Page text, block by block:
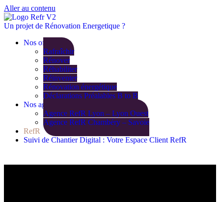
Aller au contenu
Un projet de Rénovation Energetique ?
Nos offres
Rafraîchir
Rénover
Réhabiliter
Réinventer
Rénovation énergétique
Déclarations Préalables B to B
Nos agences
Agence RefR Lyon – Lyon Ouest
Agence RefR Chambéry – Savoie
RefR
Suivi de Chantier Digital : Votre Espace Client RefR